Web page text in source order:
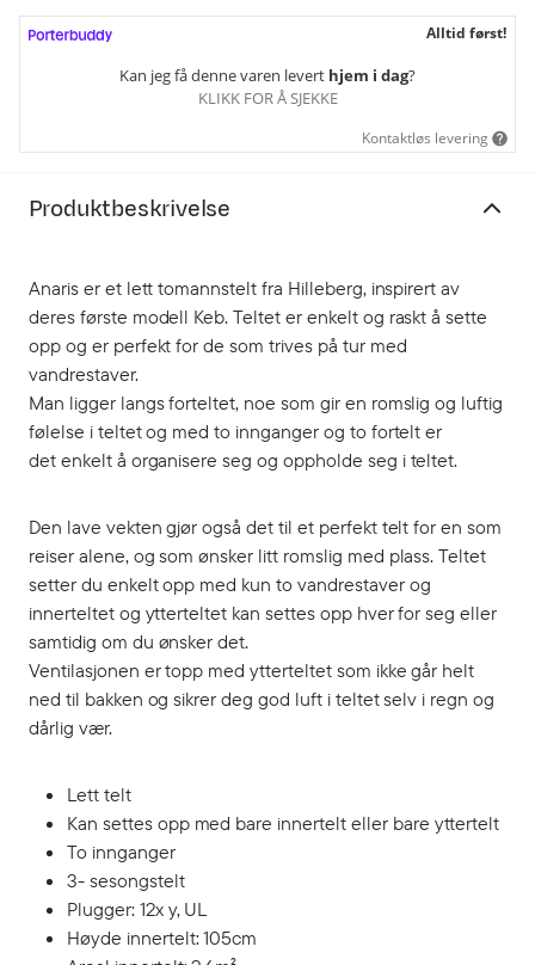
Alltid først!
Kan jeg få denne varen levert hjem i dag?
KLIKK FOR Å SJEKKE
Kontaktløs levering
Produktbeskrivelse
Anaris er et lett tomannstelt fra Hilleberg, inspirert av
deres første modell Keb. Teltet er enkelt og raskt å sette
opp og er perfekt for de som trives på tur med
vandrestaver.
Man ligger langs forteltet, noe som gir en romslig og luftig
følelse i teltet og med to innganger og to fortelt er
det enkelt å organisere seg og oppholde seg i teltet.
Den lave vekten gjør også det til et perfekt telt for en som
reiser alene, og som ønsker litt romslig med plass. Teltet
setter du enkelt opp med kun to vandrestaver og
innerteltet og ytterteltet kan settes opp hver for seg eller
samtidig om du ønsker det.
Ventilasjonen er topp med ytterteltet som ikke går helt
ned til bakken og sikrer deg god luft i teltet selv i regn og
dårlig vær.
Lett telt
Kan settes opp med bare innertelt eller bare yttertelt
To innganger
3- sesongstelt
Plugger: 12x y, UL
Høyde innertelt: 105cm